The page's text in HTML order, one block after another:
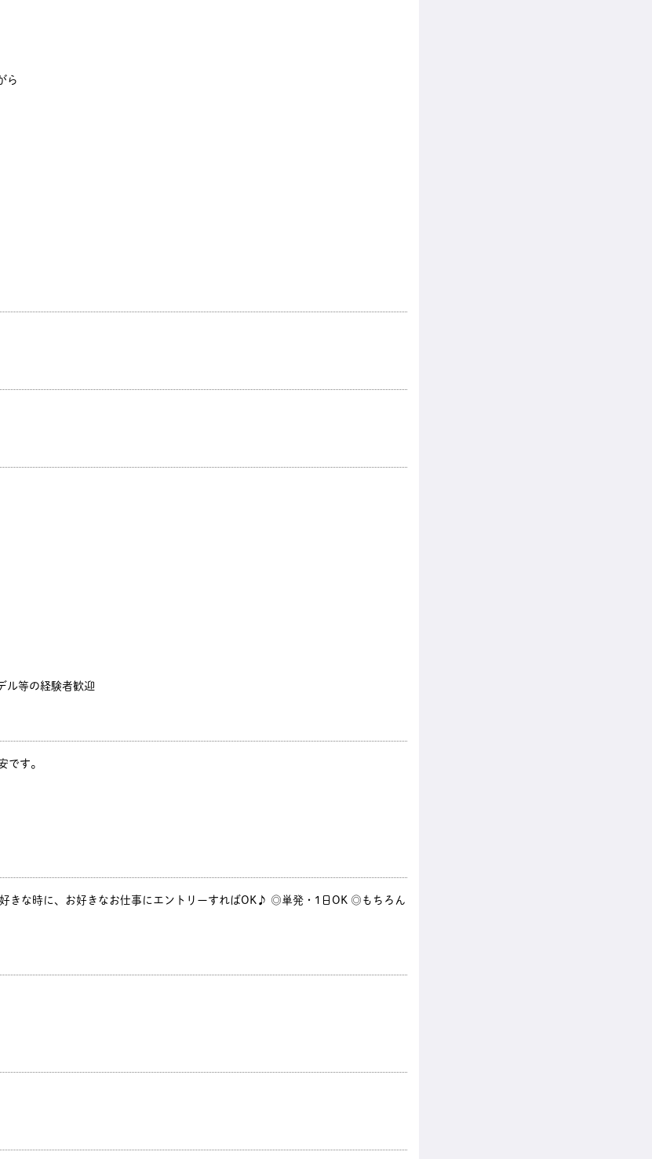
ら
ル等の経験者歓迎
です。
きな時に、お好きなお仕事にエントリーすればOK♪ ◎単発・1日OK ◎もちろん